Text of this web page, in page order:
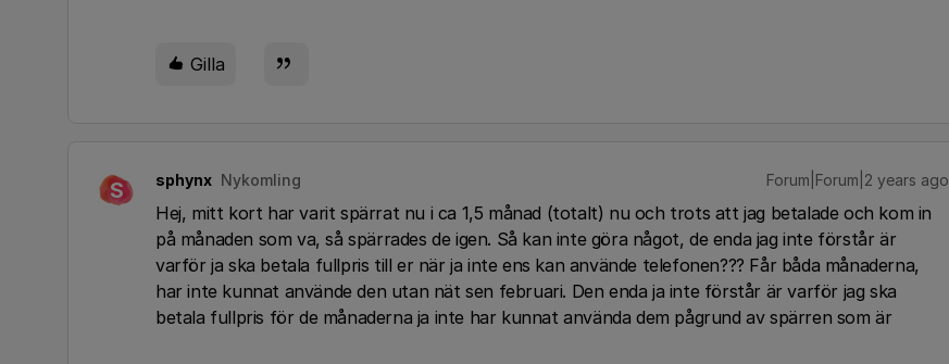
Gilla
S sphynx Nykomling Forum|Forum|2 years ago
Hej, mitt kort har varit spärrat nu i ca 1,5 månad (totalt) nu och trots att jag betalade och kom in
på månaden som va, så spärrades de igen. Så kan inte göra något, de enda jag inte förstår är
varför ja ska betala fullpris till er när ja inte ens kan använde telefonen??? Får båda månaderna,
har inte kunnat använde den utan nät sen februari. Den enda ja inte förstår är varför jag ska
betala fullpris för de månaderna ja inte har kunnat använda dem pågrund av spärren som är